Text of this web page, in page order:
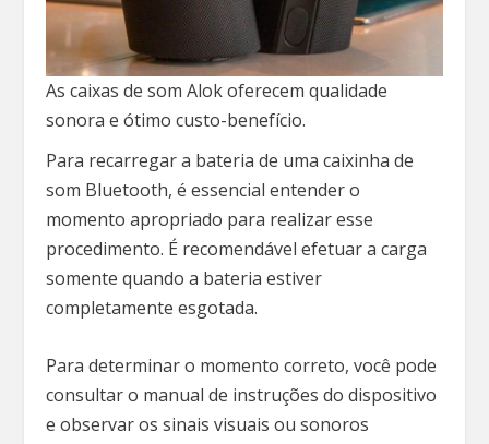
As caixas de som Alok oferecem qualidade
sonora e ótimo custo-benefício.
Para recarregar a bateria de uma caixinha de
som Bluetooth, é essencial entender o
momento apropriado para realizar esse
procedimento. É recomendável efetuar a carga
somente quando a bateria estiver
completamente esgotada.
Para determinar o momento correto, você pode
consultar o manual de instruções do dispositivo
e observar os sinais visuais ou sonoros